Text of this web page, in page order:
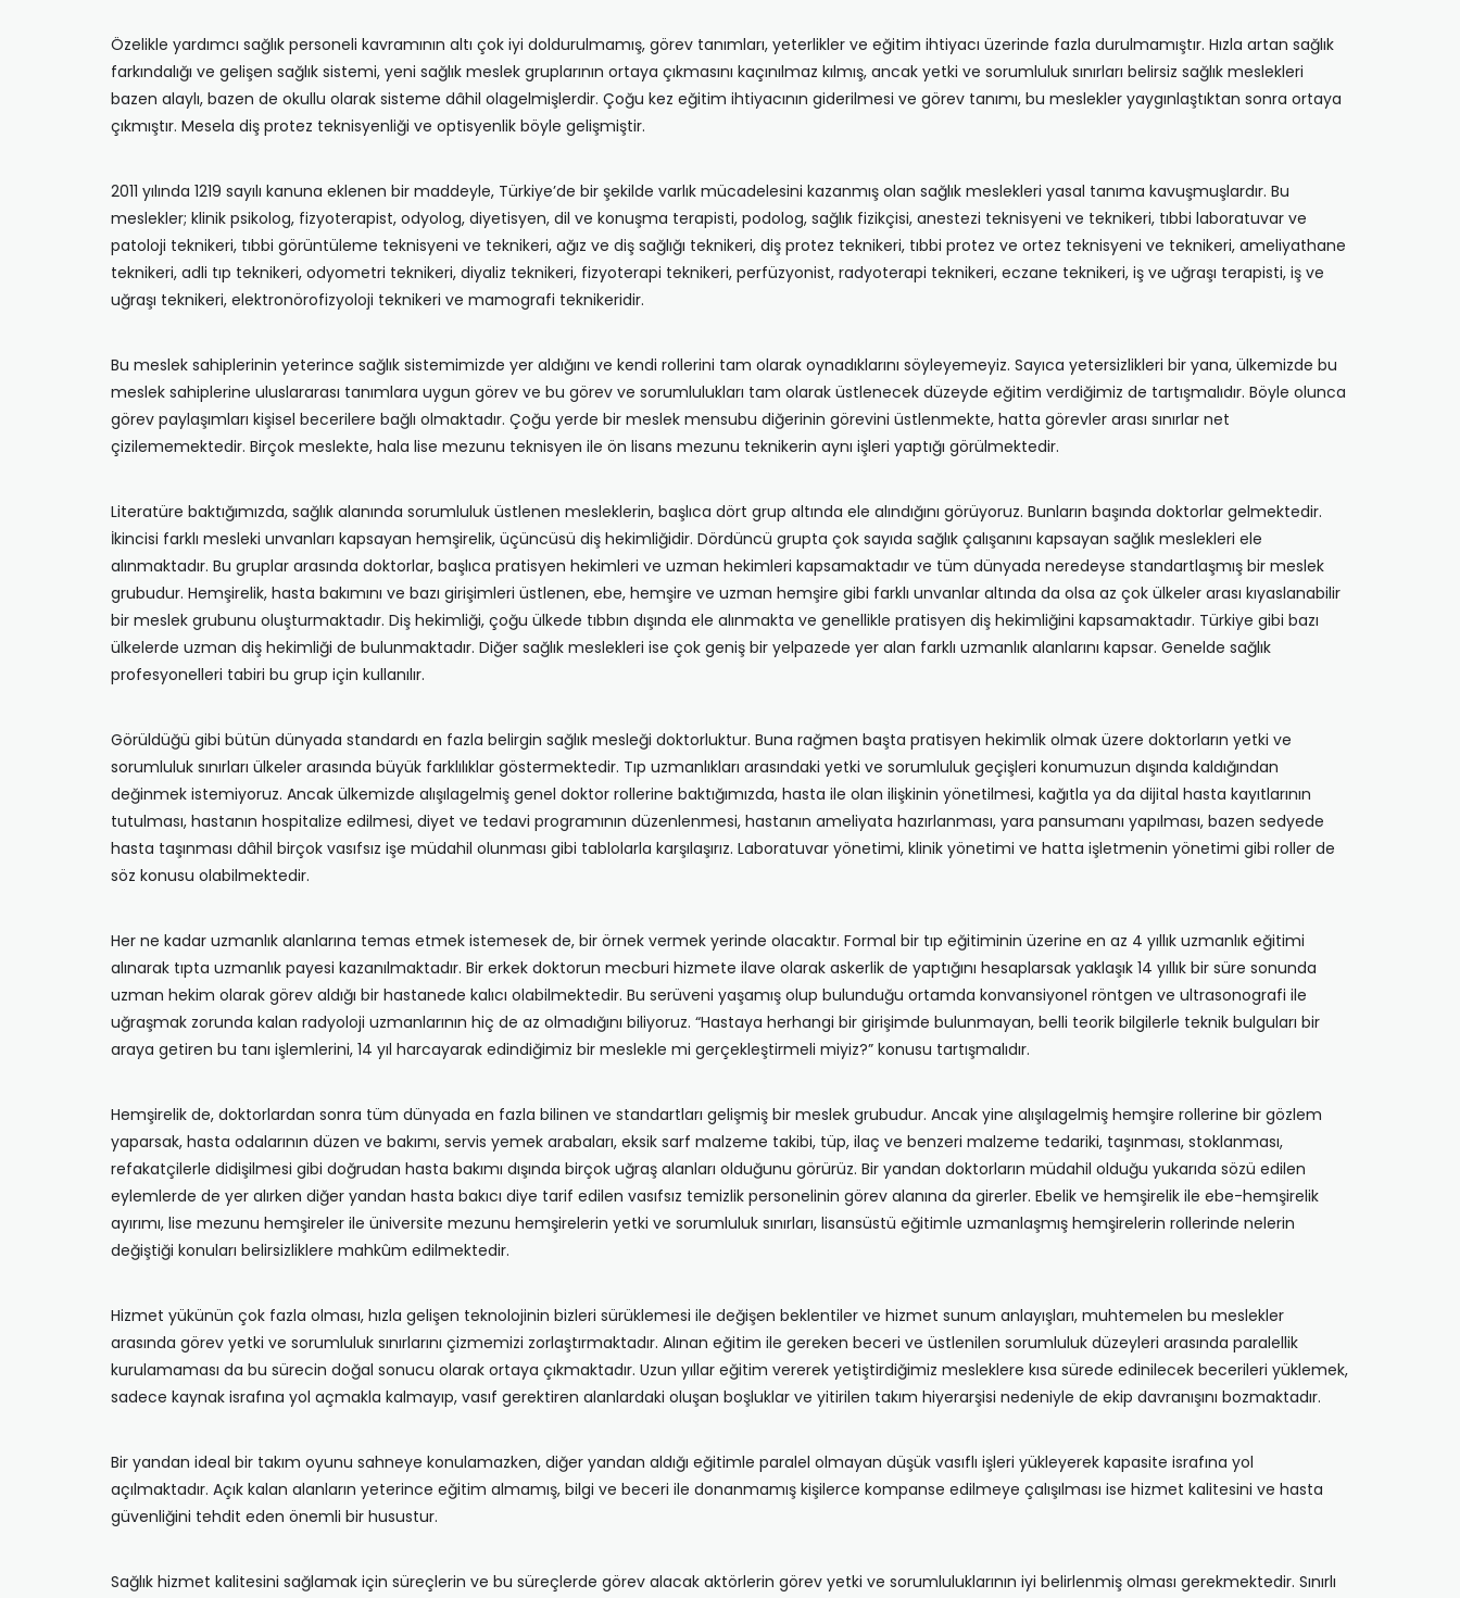
Özelikle yardımcı sağlık personeli kavramının altı çok iyi doldurulmamış, görev tanımları, yeterlikler ve eğitim ihtiyacı üzerinde fazla durulmamıştır. Hızla artan sağlık
farkındalığı ve gelişen sağlık sistemi, yeni sağlık meslek gruplarının ortaya çıkmasını kaçınılmaz kılmış, ancak yetki ve sorumluluk sınırları belirsiz sağlık meslekleri
bazen alaylı, bazen de okullu olarak sisteme dâhil olagelmişlerdir. Çoğu kez eğitim ihtiyacının giderilmesi ve görev tanımı, bu meslekler yaygınlaştıktan sonra ortaya
çıkmıştır. Mesela diş protez teknisyenliği ve optisyenlik böyle gelişmiştir.
2011 yılında 1219 sayılı kanuna eklenen bir maddeyle, Türkiye’de bir şekilde varlık mücadelesini kazanmış olan sağlık meslekleri yasal tanıma kavuşmuşlardır. Bu
meslekler; klinik psikolog, fizyoterapist, odyolog, diyetisyen, dil ve konuşma terapisti, podolog, sağlık fizikçisi, anestezi teknisyeni ve teknikeri, tıbbi laboratuvar ve
patoloji teknikeri, tıbbi görüntüleme teknisyeni ve teknikeri, ağız ve diş sağlığı teknikeri, diş protez teknikeri, tıbbi protez ve ortez teknisyeni ve teknikeri, ameliyathane
teknikeri, adli tıp teknikeri, odyometri teknikeri, diyaliz teknikeri, fizyoterapi teknikeri, perfüzyonist, radyoterapi teknikeri, eczane teknikeri, iş ve uğraşı terapisti, iş ve
uğraşı teknikeri, elektronörofizyoloji teknikeri ve mamografi teknikeridir.
Bu meslek sahiplerinin yeterince sağlık sistemimizde yer aldığını ve kendi rollerini tam olarak oynadıklarını söyleyemeyiz. Sayıca yetersizlikleri bir yana, ülkemizde bu
meslek sahiplerine uluslararası tanımlara uygun görev ve bu görev ve sorumlulukları tam olarak üstlenecek düzeyde eğitim verdiğimiz de tartışmalıdır. Böyle olunca
görev paylaşımları kişisel becerilere bağlı olmaktadır. Çoğu yerde bir meslek mensubu diğerinin görevini üstlenmekte, hatta görevler arası sınırlar net
çizilememektedir. Birçok meslekte, hala lise mezunu teknisyen ile ön lisans mezunu teknikerin aynı işleri yaptığı görülmektedir.
Literatüre baktığımızda, sağlık alanında sorumluluk üstlenen mesleklerin, başlıca dört grup altında ele alındığını görüyoruz. Bunların başında doktorlar gelmektedir.
İkincisi farklı mesleki unvanları kapsayan hemşirelik, üçüncüsü diş hekimliğidir. Dördüncü grupta çok sayıda sağlık çalışanını kapsayan sağlık meslekleri ele
alınmaktadır. Bu gruplar arasında doktorlar, başlıca pratisyen hekimleri ve uzman hekimleri kapsamaktadır ve tüm dünyada neredeyse standartlaşmış bir meslek
grubudur. Hemşirelik, hasta bakımını ve bazı girişimleri üstlenen, ebe, hemşire ve uzman hemşire gibi farklı unvanlar altında da olsa az çok ülkeler arası kıyaslanabilir
bir meslek grubunu oluşturmaktadır. Diş hekimliği, çoğu ülkede tıbbın dışında ele alınmakta ve genellikle pratisyen diş hekimliğini kapsamaktadır. Türkiye gibi bazı
ülkelerde uzman diş hekimliği de bulunmaktadır. Diğer sağlık meslekleri ise çok geniş bir yelpazede yer alan farklı uzmanlık alanlarını kapsar. Genelde sağlık
profesyonelleri tabiri bu grup için kullanılır.
Görüldüğü gibi bütün dünyada standardı en fazla belirgin sağlık mesleği doktorluktur. Buna rağmen başta pratisyen hekimlik olmak üzere doktorların yetki ve
sorumluluk sınırları ülkeler arasında büyük farklılıklar göstermektedir. Tıp uzmanlıkları arasındaki yetki ve sorumluluk geçişleri konumuzun dışında kaldığından
değinmek istemiyoruz. Ancak ülkemizde alışılagelmiş genel doktor rollerine baktığımızda, hasta ile olan ilişkinin yönetilmesi, kağıtla ya da dijital hasta kayıtlarının
tutulması, hastanın hospitalize edilmesi, diyet ve tedavi programının düzenlenmesi, hastanın ameliyata hazırlanması, yara pansumanı yapılması, bazen sedyede
hasta taşınması dâhil birçok vasıfsız işe müdahil olunması gibi tablolarla karşılaşırız. Laboratuvar yönetimi, klinik yönetimi ve hatta işletmenin yönetimi gibi roller de
söz konusu olabilmektedir.
Her ne kadar uzmanlık alanlarına temas etmek istemesek de, bir örnek vermek yerinde olacaktır. Formal bir tıp eğitiminin üzerine en az 4 yıllık uzmanlık eğitimi
alınarak tıpta uzmanlık payesi kazanılmaktadır. Bir erkek doktorun mecburi hizmete ilave olarak askerlik de yaptığını hesaplarsak yaklaşık 14 yıllık bir süre sonunda
uzman hekim olarak görev aldığı bir hastanede kalıcı olabilmektedir. Bu serüveni yaşamış olup bulunduğu ortamda konvansiyonel röntgen ve ultrasonografi ile
uğraşmak zorunda kalan radyoloji uzmanlarının hiç de az olmadığını biliyoruz. “Hastaya herhangi bir girişimde bulunmayan, belli teorik bilgilerle teknik bulguları bir
araya getiren bu tanı işlemlerini, 14 yıl harcayarak edindiğimiz bir meslekle mi gerçekleştirmeli miyiz?” konusu tartışmalıdır.
Hemşirelik de, doktorlardan sonra tüm dünyada en fazla bilinen ve standartları gelişmiş bir meslek grubudur. Ancak yine alışılagelmiş hemşire rollerine bir gözlem
yaparsak, hasta odalarının düzen ve bakımı, servis yemek arabaları, eksik sarf malzeme takibi, tüp, ilaç ve benzeri malzeme tedariki, taşınması, stoklanması,
refakatçilerle didişilmesi gibi doğrudan hasta bakımı dışında birçok uğraş alanları olduğunu görürüz. Bir yandan doktorların müdahil olduğu yukarıda sözü edilen
eylemlerde de yer alırken diğer yandan hasta bakıcı diye tarif edilen vasıfsız temizlik personelinin görev alanına da girerler. Ebelik ve hemşirelik ile ebe-hemşirelik
ayırımı, lise mezunu hemşireler ile üniversite mezunu hemşirelerin yetki ve sorumluluk sınırları, lisansüstü eğitimle uzmanlaşmış hemşirelerin rollerinde nelerin
değiştiği konuları belirsizliklere mahkûm edilmektedir.
Hizmet yükünün çok fazla olması, hızla gelişen teknolojinin bizleri sürüklemesi ile değişen beklentiler ve hizmet sunum anlayışları, muhtemelen bu meslekler
arasında görev yetki ve sorumluluk sınırlarını çizmemizi zorlaştırmaktadır. Alınan eğitim ile gereken beceri ve üstlenilen sorumluluk düzeyleri arasında paralellik
kurulamaması da bu sürecin doğal sonucu olarak ortaya çıkmaktadır. Uzun yıllar eğitim vererek yetiştirdiğimiz mesleklere kısa sürede edinilecek becerileri yüklemek,
sadece kaynak israfına yol açmakla kalmayıp, vasıf gerektiren alanlardaki oluşan boşluklar ve yitirilen takım hiyerarşisi nedeniyle de ekip davranışını bozmaktadır.
Bir yandan ideal bir takım oyunu sahneye konulamazken, diğer yandan aldığı eğitimle paralel olmayan düşük vasıflı işleri yükleyerek kapasite israfına yol
açılmaktadır. Açık kalan alanların yeterince eğitim almamış, bilgi ve beceri ile donanmamış kişilerce kompanse edilmeye çalışılması ise hizmet kalitesini ve hasta
güvenliğini tehdit eden önemli bir husustur.
Sağlık hizmet kalitesini sağlamak için süreçlerin ve bu süreçlerde görev alacak aktörlerin görev yetki ve sorumluluklarının iyi belirlenmiş olması gerekmektedir. Sınırlı